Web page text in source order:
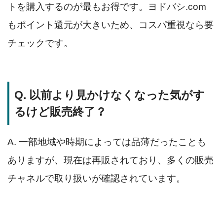
トを購入するのが最もお得です。ヨドバシ.com
もポイント還元が大きいため、コスパ重視なら要
チェックです。
Q. 以前より見かけなくなった気がす
るけど販売終了？
A. 一部地域や時期によっては品薄だったことも
ありますが、現在は再販されており、多くの販売
チャネルで取り扱いが確認されています。